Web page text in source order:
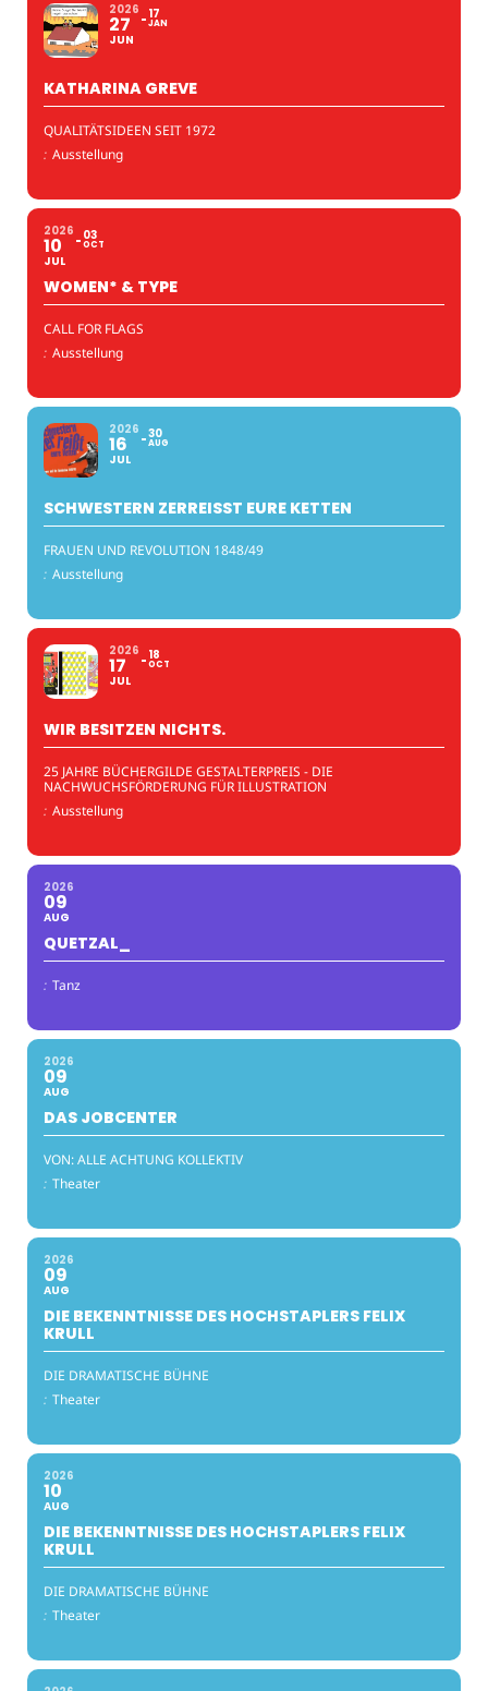
2026
27
JUN
17
JAN
KATHARINA GREVE
QUALITÄTSIDEEN SEIT 1972
: Ausstellung
2026
10
JUL
03
OCT
WOMEN* & TYPE
CALL FOR FLAGS
: Ausstellung
2026
16
JUL
30
AUG
SCHWESTERN ZERREISST EURE KETTEN
FRAUEN UND REVOLUTION 1848/49
: Ausstellung
2026
17
JUL
18
OCT
WIR BESITZEN NICHTS.
25 JAHRE BÜCHERGILDE GESTALTERPREIS - DIE
NACHWUCHSFÖRDERUNG FÜR ILLUSTRATION
: Ausstellung
2026
09
AUG
QUETZAL_
: Tanz
2026
09
AUG
DAS JOBCENTER
VON: ALLE ACHTUNG KOLLEKTIV
: Theater
2026
09
AUG
DIE BEKENNTNISSE DES HOCHSTAPLERS FELIX
KRULL
DIE DRAMATISCHE BÜHNE
: Theater
2026
10
AUG
DIE BEKENNTNISSE DES HOCHSTAPLERS FELIX
KRULL
DIE DRAMATISCHE BÜHNE
: Theater